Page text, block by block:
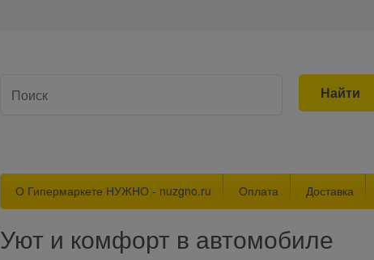
Найти
О Гипермаркете НУЖНО - nuzgno.ru Оплата Доставка
Уют и комфорт в автомобиле